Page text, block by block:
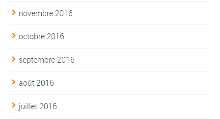
novembre 2016
octobre 2016
septembre 2016
août 2016
juillet 2016